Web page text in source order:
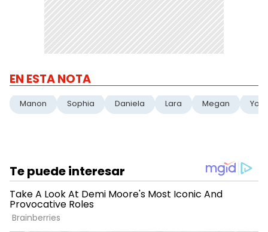
EN ESTA NOTA
Manon Sophia Daniela Lara Megan